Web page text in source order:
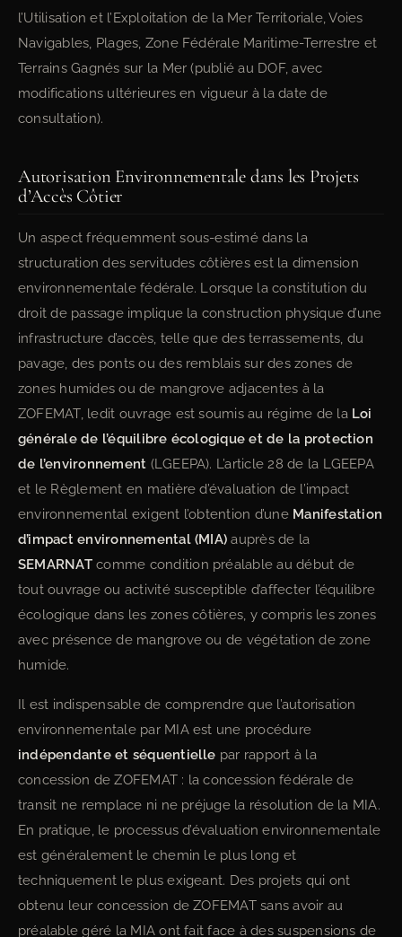
l’Utilisation et l’Exploitation de la Mer Territoriale, Voies
Navigables, Plages, Zone Fédérale Maritime-Terrestre et
Terrains Gagnés sur la Mer (publié au DOF, avec
modifications ultérieures en vigueur à la date de
consultation).
Autorisation Environnementale dans les Projets
d’Accès Côtier
Un aspect fréquemment sous-estimé dans la
structuration des servitudes côtières est la dimension
environnementale fédérale. Lorsque la constitution du
droit de passage implique la construction physique d’une
infrastructure d’accès, telle que des terrassements, du
pavage, des ponts ou des remblais sur des zones de
zones humides ou de mangrove adjacentes à la
ZOFEMAT, ledit ouvrage est soumis au régime de la Loi
générale de l’équilibre écologique et de la protection
de l’environnement (LGEEPA). L’article 28 de la LGEEPA
et le Règlement en matière d’évaluation de l’impact
environnemental exigent l’obtention d’une Manifestation
d’impact environnemental (MIA) auprès de la
SEMARNATcomme condition préalable au début de
tout ouvrage ou activité susceptible d’affecter l’équilibre
écologique dans les zones côtières, y compris les zones
avec présence de mangrove ou de végétation de zone
humide.
Il est indispensable de comprendre que l’autorisation
environnementale par MIA est une procédure
indépendante et séquentielle par rapport à la
concession de ZOFEMAT : la concession fédérale de
transit ne remplace ni ne préjuge la résolution de la MIA.
En pratique, le processus d’évaluation environnementale
est généralement le chemin le plus long et
techniquement le plus exigeant. Des projets qui ont
obtenu leur concession de ZOFEMAT sans avoir au
préalable géré la MIA ont fait face à des suspensions de